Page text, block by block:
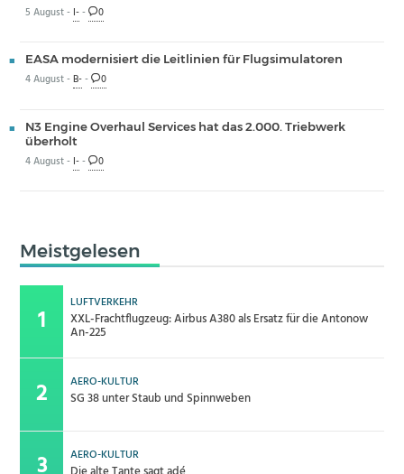
5 August - I-- 0
EASA modernisiert die Leitlinien für Flugsimulatoren
4 August -B-- 0
N3 Engine Overhaul Services hat das 2.000. Triebwerk
überholt
4 August - I-- 0
Meistgelesen
LUFTVERKEHR
XXL-Frachtflugzeug: Airbus A380 als Ersatz für die Antonow
An-225
AERO-KULTUR
SG 38 unter Staub und Spinnweben
AERO-KULTUR